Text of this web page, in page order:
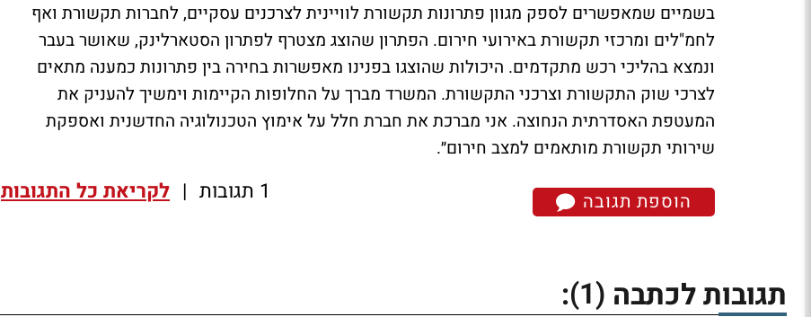
בשמיים שמאפשרים לספק מגוון פתרונות תקשורת לוויינית לצרכנים עסקיים, לחברות תקשורת ואף
לחמ"לים ומרכזי תקשורת באירועי חירום. הפתרון שהוצג מצטרף לפתרון הסטארלינק, שאושר בעבר
ונמצא בהליכי רכש מתקדמים. היכולות שהוצגו בפנינו מאפשרות בחירה בין פתרונות כמענה מתאים
לצרכי שוק התקשורת וצרכני התקשורת. המשרד מברך על החלופות הקיימות וימשיך להעניק את
המעטפת האסדרתית הנחוצה. אני מברכת את חברת חלל על אימוץ הטכנולוגיה החדשנית ואספקת
שירותי תקשורת מותאמים למצב חירום״.
הוספת תגובה 1 תגובות | לקריאת כל התגובות
תגובות לכתבה (1)
: